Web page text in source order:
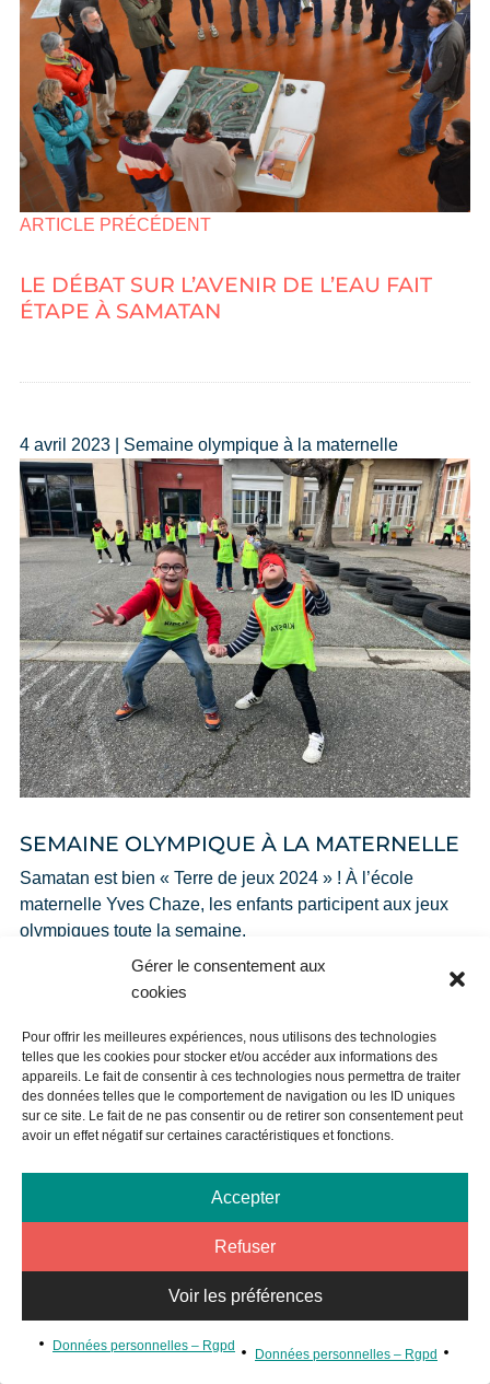
Gérer le consentement aux
cookies
Pour offrir les meilleures expériences, nous utilisons des technologies
telles que les cookies pour stocker et/ou accéder aux informations des
appareils. Le fait de consentir à ces technologies nous permettra de traiter
des données telles que le comportement de navigation ou les ID uniques
sur ce site. Le fait de ne pas consentir ou de retirer son consentement peut
avoir un effet négatif sur certaines caractéristiques et fonctions.
Accepter
Refuser
Voir les préférences
Données personnelles – Rgpd
Données personnelles – Rgpd
ARTICLE PRÉCÉDENT
LE DÉBAT SUR L’AVENIR DE L’EAU FAIT
ÉTAPE À SAMATAN
4 avril 2023 | Semaine olympique à la maternelle
SEMAINE OLYMPIQUE À LA MATERNELLE
Samatan est bien « Terre de jeux 2024 » ! À l’école
maternelle Yves Chaze, les enfants participent aux jeux
olympiques toute la semaine.
Au programme : cérémonie d’ouverture, pratique des
disciplines olympiques et initiation aux jeux
Crédit photo : MG